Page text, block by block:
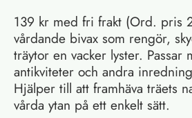
139 kr med fri frakt (Ord. pris
vårdande bivax som rengör,
träytor en vacker lyster. Passar
antikviteter och andra
Hjälper till att framhäva träets
vårda ytan på ett enkelt sätt.